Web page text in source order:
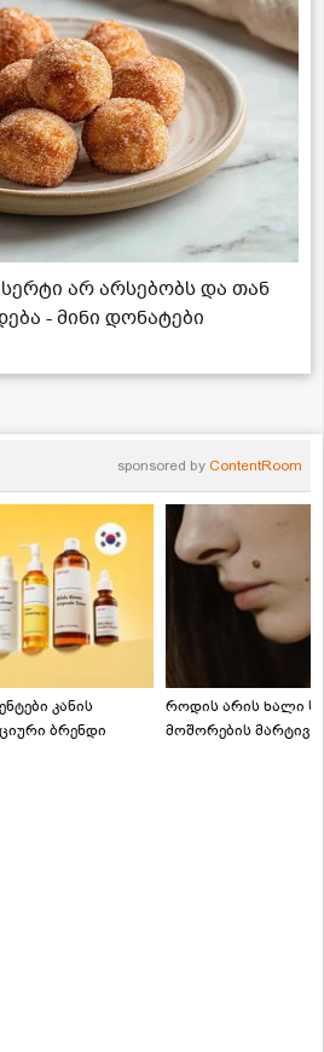
არ არსებობს და თან
- მინი დონატები
sponsored by ContentRoom
კანის
ბრენდი
როდის არის ხალი
მოშორების